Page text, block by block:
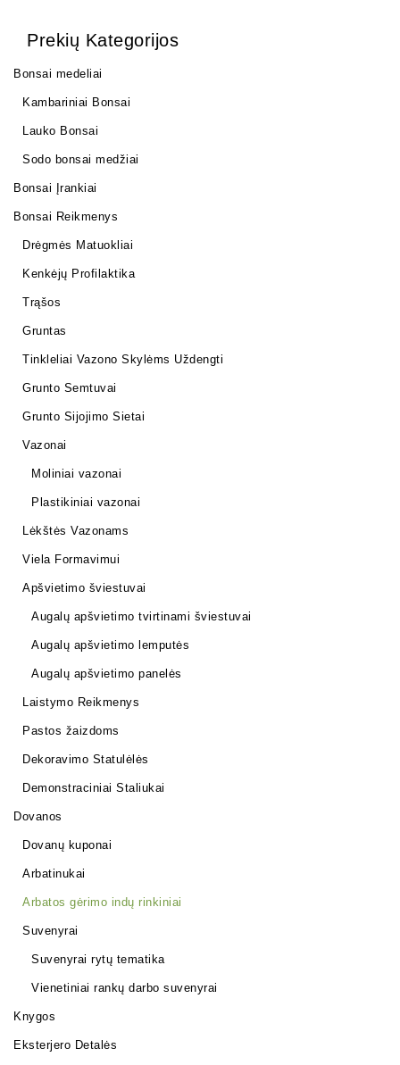
Prekių Kategorijos
Bonsai medeliai
Kambariniai Bonsai
Lauko Bonsai
Sodo bonsai medžiai
Bonsai Įrankiai
Bonsai Reikmenys
Drėgmės Matuokliai
Kenkėjų Profilaktika
Trąšos
Gruntas
Tinkleliai Vazono Skylėms Uždengti
Grunto Semtuvai
Grunto Sijojimo Sietai
Vazonai
Moliniai vazonai
Plastikiniai vazonai
Lėkštės Vazonams
Viela Formavimui
Apšvietimo šviestuvai
Augalų apšvietimo tvirtinami šviestuvai
Augalų apšvietimo lemputės
Augalų apšvietimo panelės
Laistymo Reikmenys
Pastos žaizdoms
Dekoravimo Statulėlės
Demonstraciniai Staliukai
Dovanos
Dovanų kuponai
Arbatinukai
Arbatos gėrimo indų rinkiniai
Suvenyrai
Suvenyrai rytų tematika
Vienetiniai rankų darbo suvenyrai
Knygos
Eksterjero Detalės